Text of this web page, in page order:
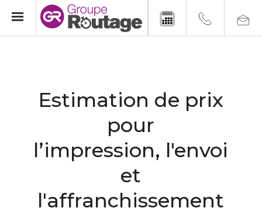
Estimation de prix
pour
l’impression, l'envoi
et
l'affranchissement